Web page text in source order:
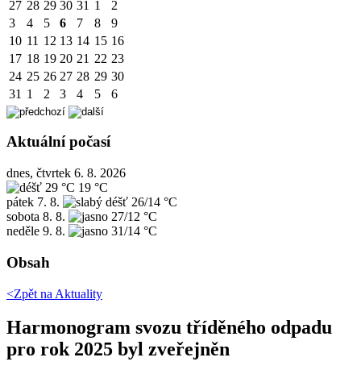
27 28 29 30 31 1
2
3
4 5 6 7 8
9
10 11 12 13 14 15 16
17 18 19 20 21 22 23
24 25 26 27 28 29 30
31 1 2 3 4 5 6
Aktuální počasí
dnes, čtvrtek 6. 8. 2026
29 °C 19 °C
pátek 7. 8.
26/14 °C
sobota 8. 8.
27/12 °C
neděle 9. 8. 31/14 °C
Obsah
<Zpět na Aktuality
Harmonogram svozu tříděného odpadu
pro rok 2025 byl zveřejněn